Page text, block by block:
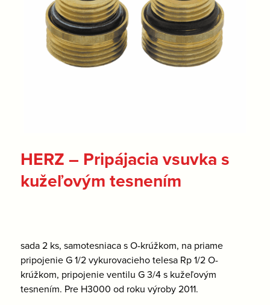
HERZ – Pripájacia vsuvka s
kužeľovým tesnením
sada 2 ks, samotesniaca s O-krúžkom, na priame
pripojenie G 1/2 vykurovacieho telesa Rp 1/2 O-
krúžkom, pripojenie ventilu G 3/4 s kužeľovým
tesnením. Pre H3000 od roku výroby 2011.